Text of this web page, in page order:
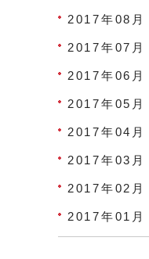
2017年08月
2017年07月
2017年06月
2017年05月
2017年04月
2017年03月
2017年02月
2017年01月